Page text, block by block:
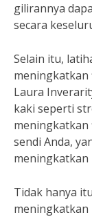
gilirannya
secara
Selain itu,
meningkatkan
Laura
kaki seperti
sendi Anda,
meningkatkan
Tidak hanya